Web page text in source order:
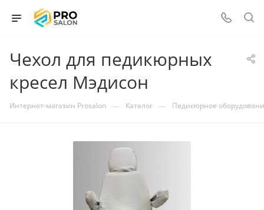
Чехол для педикюрных
кресел Мэдисон
Интернет-магазин Prosalon — Каталог — Педикюрное